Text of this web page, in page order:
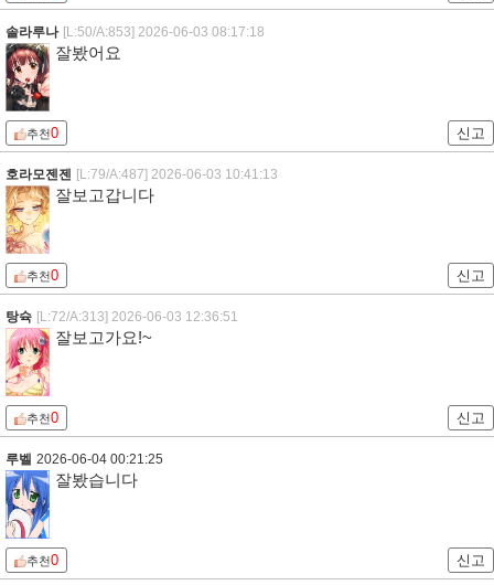
솔라루나 [L:50/A:853] 2026-06-03 08:17:18
잘봤어요
추천0 신고
호라모젠젠 [L:79/A:487] 2026-06-03 10:41:13
잘보고갑니다
추천0 신고
탕슉 [L:72/A:313] 2026-06-03 12:36:51
잘보고가요!~
추천0 신고
루벨 2026-06-04 00:21:25
잘봤습니다
추천0 신고